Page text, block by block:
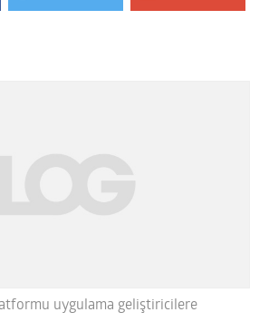
uygulama geliştiricilere